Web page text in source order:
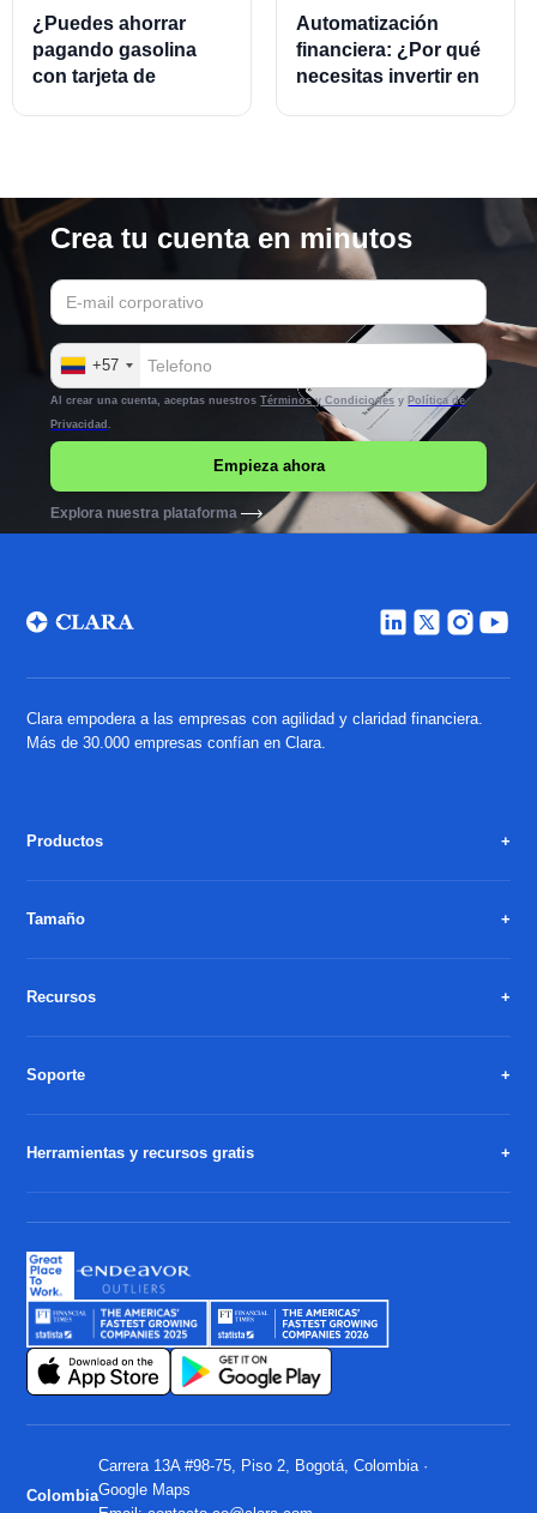
¿Puedes ahorrar
pagando gasolina
con tarjeta de
Automatización
financiera: ¿Por qué
necesitas invertir en
Crea tu cuenta en minutos
+57
Al crear una cuenta, aceptas nuestrosTérminos y Condiciones y Política de
Privacidad
Explora nuestra plataforma
Clara empodera a las empresas con agilidad y claridad financiera.
Más de 30.000 empresas confían en Clara.
Productos
Tamaño
Recursos
Soporte
Herramientas y recursos gratis
Colombia
Carrera 13A #98-75, Piso 2, Bogotá, Colombia ·
Google Maps